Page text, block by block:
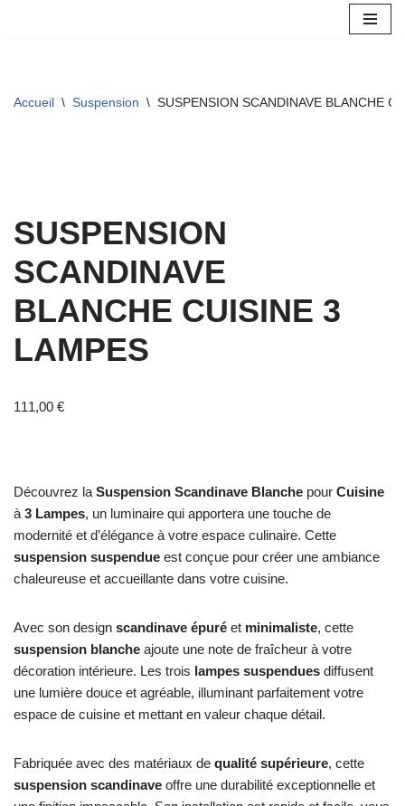
Accueil \ Suspension \ SUSPENSION SCANDINAVE BLANCHE
SUSPENSION
SCANDINAVE
BLANCHE CUISINE 3
LAMPES
111,00 €
Découvrez la Suspension Scandinave Blanche pour Cuisine
à 3 Lampes, un luminaire qui apportera une touche de
modernité et d’élégance à votre espace culinaire. Cette
suspension suspendue est conçue pour créer une ambiance
chaleureuse et accueillante dans votre cuisine.
Avec son design scandinave épuré et minimaliste, cette
suspension blanche ajoute une note de fraîcheur à votre
décoration intérieure. Les trois lampes suspendues diffusent
une lumière douce et agréable, illuminant parfaitement votre
espace de cuisine et mettant en valeur chaque détail.
Fabriquée avec des matériaux de qualité supérieure, cette
suspension scandinave offre une durabilité exceptionnelle et